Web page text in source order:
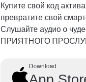
Купите свой код
превратите свой
Слушайте аудио о
ПРИЯТНОГО
Download